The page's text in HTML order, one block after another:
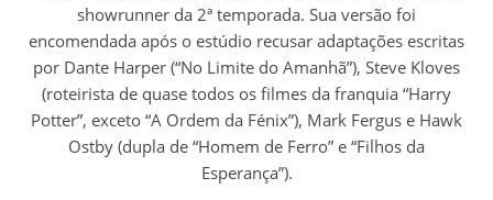
showrunner da 2ª temporada. Sua versão foi
encomendada após o estúdio recusar adaptações escritas
por Dante Harper (“No Limite do Amanhã”), Steve Kloves
(roteirista de quase todos os filmes da franquia “Harry
Potter”, exceto “A Ordem da Fénix”), Mark Fergus e Hawk
Ostby (dupla de “Homem de Ferro” e “Filhos da
Esperança”).